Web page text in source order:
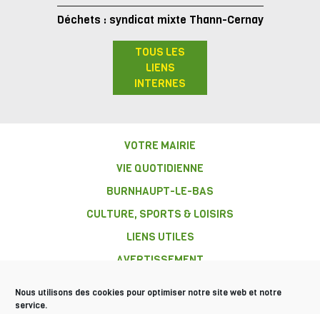
Nous utilisons des cookies pour optimiser notre site web et notre
service.
Déchets : syndicat mixte Thann-Cernay
TOUS LES
LIENS
INTERNES
VOTRE MAIRIE
VIE QUOTIDIENNE
BURNHAUPT-LE-BAS
CULTURE, SPORTS & LOISIRS
LIENS UTILES
AVERTISSEMENT